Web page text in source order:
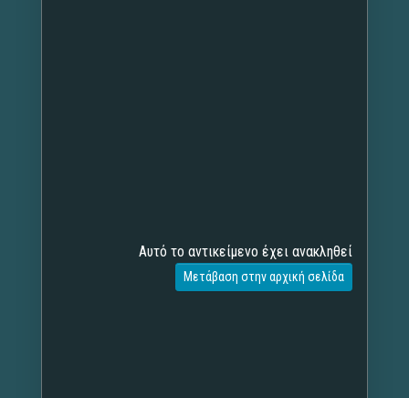
Αυτό το αντικείμενο έχει ανακληθεί
Μετάβαση στην αρχική σελίδα